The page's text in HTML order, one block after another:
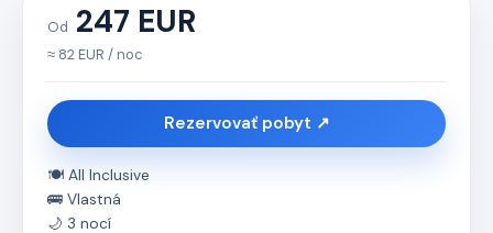
Od 247 EUR
≈ 82 EUR / noc
Rezervovať pobyt ↗
🍽️ All Inclusive
🚌 Vlastná
🌙 3 nocí